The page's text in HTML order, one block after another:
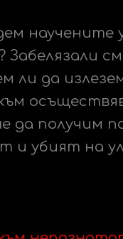
научените
ли да
да получим
и убият на